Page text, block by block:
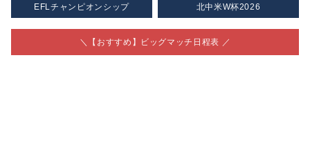
EFLチャンピオンシップ 北中米W杯2026
＼【おすすめ】ビッグマッチ日程表 ／